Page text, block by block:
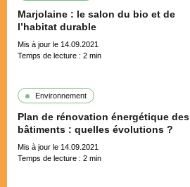
Marjolaine : le salon du bio et de
l’habitat durable
Mis à jour le 14.09.2021
Temps de lecture : 2 min
Environnement
Plan de rénovation énergétique des
bâtiments : quelles évolutions ?
Mis à jour le 14.09.2021
Temps de lecture : 2 min